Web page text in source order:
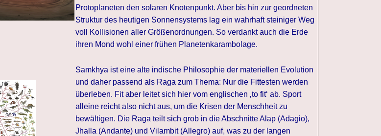
Protoplaneten den solaren Knotenpunkt. Aber bis hin zur geordneten
Struktur des heutigen Sonnensystems lag ein wahrhaft steiniger Weg
voll Kollisionen aller Größenordnungen. So verdankt auch die Erde
ihren Mond wohl einer frühen Planetenkarambolage.
Samkhya ist eine alte indische Philosophie der materiellen Evolution
und daher passend als Raga zum Thema: Nur die Fittesten werden
überleben. Fit aber leitet sich hier vom englischen ‚to fit‘ ab. Sport
alleine reicht also nicht aus, um die Krisen der Menschheit zu
bewältigen. Die Raga teilt sich grob in die Abschnitte Alap (Adagio),
Jhalla (Andante) und Vilambit (Allegro) auf, was zu der langen